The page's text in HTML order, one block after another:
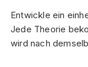
Entwickle ein
Jede Theorie
wird nach